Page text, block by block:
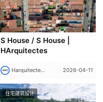
S House / S House |
HArquitectes
Harquitectes 建筑师事务所｜Harquitectes 2026-04-11
住宅建筑设计